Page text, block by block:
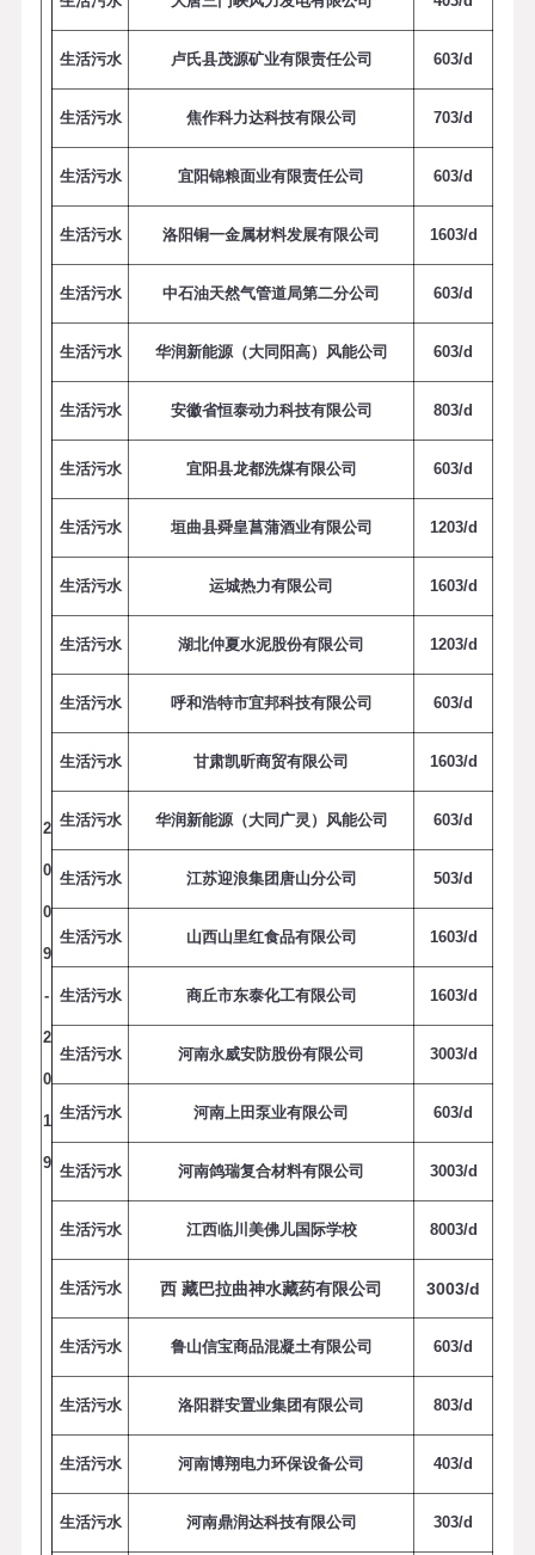
2
0
0
9
-
2
0
1
9
生活污水 卢氏县茂源矿业有限责任公司 603/d
生活污水 焦作科力达科技有限公司 703/d
生活污水 宜阳锦粮面业有限责任公司 603/d
生活污水 洛阳铜一金属材料发展有限公司 1603/d
生活污水 中石油天然气管道局第二分公司 603/d
生活污水 华润新能源（大同阳高）风能公司 603/d
生活污水 安徽省恒泰动力科技有限公司 803/d
生活污水 宜阳县龙都洗煤有限公司 603/d
生活污水 垣曲县舜皇菖蒲酒业有限公司 1203/d
生活污水 运城热力有限公司 1603/d
生活污水 湖北仲夏水泥股份有限公司 1203/d
生活污水 呼和浩特市宜邦科技有限公司 603/d
生活污水 甘肃凯昕商贸有限公司 1603/d
生活污水 华润新能源（大同广灵）风能公司 603/d
生活污水 江苏迎浪集团唐山分公司 503/d
生活污水 山西山里红食品有限公司 1603/d
生活污水 商丘市东泰化工有限公司 1603/d
生活污水 河南永威安防股份有限公司 3003/d
生活污水 河南上田泵业有限公司 603/d
生活污水 河南鸽瑞复合材料有限公司 3003/d
生活污水 江西临川美佛儿国际学校 8003/d
生活污水 西 藏巴拉曲神水藏药有限公司 3003/d
生活污水 鲁山信宝商品混凝土有限公司 603/d
生活污水 洛阳群安置业集团有限公司 803/d
生活污水 河南博翔电力环保设备公司 403/d
生活污水 河南鼎润达科技有限公司 303/d